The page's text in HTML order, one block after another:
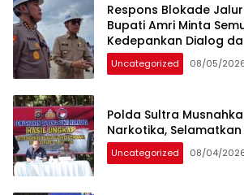
Respons Blokade Jalur
Bupati Amri Minta
Kedepankan Dialog
Hukum
Uncategorized 08/05/
Polda Sultra
Narkotika, Selamatkan
Uncategorized 08/04/